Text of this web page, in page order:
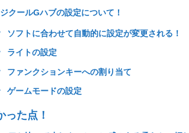
クールGハブの設定について！
ソフトに合わせて自動的に設定が変更される！
ライトの設定
ファンクションキーへの割り当て
ゲームモードの設定
った点！